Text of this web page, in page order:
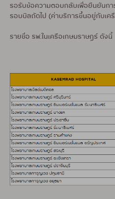
รอรับข้อความตอบกลับเพื่อยืนยันกา
รอบบิลถัดไป (ค่าบริการขึ้นอยู่กับเค
รายชื่อ รพ.ในเครือเกษมราษฎร์ ดังนี้